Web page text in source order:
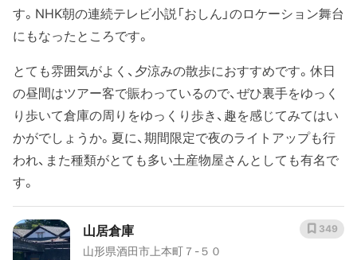
す。NHK朝の連続テレビ小説「おしん」のロケーション舞台
にもなったところです。
とても雰囲気がよく、夕涼みの散歩におすすめです。休日
の昼間はツアー客で賑わっているので、ぜひ裏手をゆっく
り歩いて倉庫の周りをゆっくり歩き、趣を感じてみてはい
かがでしょうか。夏に、期間限定で夜のライトアップも行
われ、また種類がとても多い土産物屋さんとしても有名で
す。
山居倉庫
山形県酒田市上本町７-５０
349